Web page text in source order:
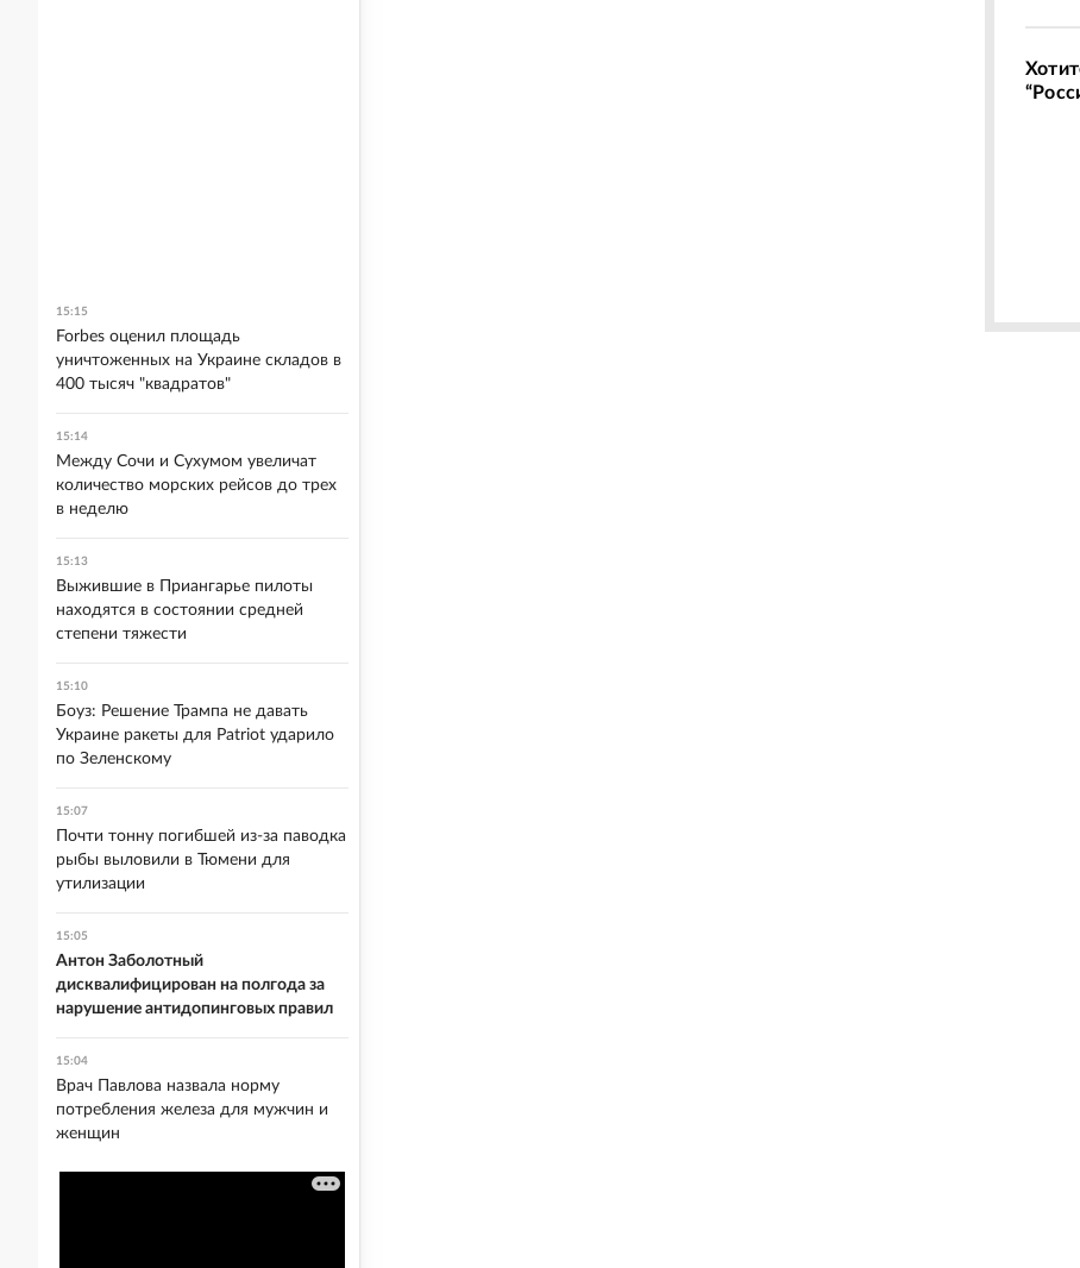
15:15
Forbes оценил площадь
уничтоженных на Украине складов в
400 тысяч "квадратов"
15:14
Между Сочи и Сухумом увеличат
количество морских рейсов до трех
в неделю
15:13
Выжившие в Приангарье пилоты
находятся в состоянии средней
степени тяжести
15:10
Боуз: Решение Трампа не давать
Украине ракеты для Patriot ударило
по Зеленскому
15:07
Почти тонну погибшей из-за паводка
рыбы выловили в Тюмени для
утилизации
15:05
Антон Заболотный
дисквалифицирован на полгода за
нарушение антидопинговых правил
15:04
Врач Павлова назвала норму
потребления железа для мужчин и
женщин